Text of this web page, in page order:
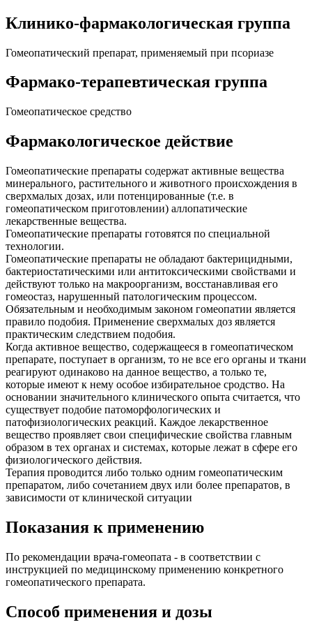
Клинико-фармакологическая группа
Гомеопатический препарат, применяемый при псориазе
Фармако-терапевтическая группа
Гомеопатическое средство
Фармакологическое действие
Гомеопатические препараты содержат активные вещества
минерального, растительного и животного происхождения в
сверхмалых дозах, или потенцированные (т.е. в
гомеопатическом приготовлении) аллопатические
лекарственные вещества.
Гомеопатические препараты готовятся по специальной
технологии.
Гомеопатические препараты не обладают бактерицидными,
бактериостатическими или антитоксическими свойствами и
действуют только на макроорганизм, восстанавливая его
гомеостаз, нарушенный патологическим процессом.
Обязательным и необходимым законом гомеопатии является
правило подобия. Применение сверхмалых доз является
практическим следствием подобия.
Когда активное вещество, содержащееся в гомеопатическом
препарате, поступает в организм, то не все его органы и ткани
реагируют одинаково на данное вещество, а только те,
которые имеют к нему особое избирательное сродство. На
основании значительного клинического опыта считается, что
существует подобие патоморфологических и
патофизиологических реакций. Каждое лекарственное
вещество проявляет свои специфические свойства главным
образом в тех органах и системах, которые лежат в сфере его
физиологического действия.
Терапия проводится либо только одним гомеопатическим
препаратом, либо сочетанием двух или более препаратов, в
зависимости от клинической ситуации
Показания к применению
По рекомендации врача-гомеопата - в соответствии с
инструкцией по медицинскому применению конкретного
гомеопатического препарата.
Способ применения и дозы